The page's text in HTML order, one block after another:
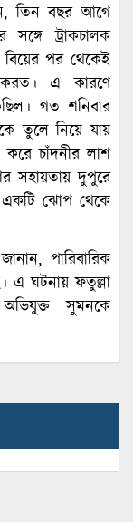
তিন বছর আগে
সঙ্গে ট্রাকচালক
বিয়ের পর থেকেই
করত। এ কারণে
গত শনিবার
তুলে নিয়ে যায়
চাঁদনীর লাশ
সহায়তায় দুপুরে
একটি ঝোপ থেকে
পারিবারিক
এ ঘটনায় ফতুল্লা
সুমনকে